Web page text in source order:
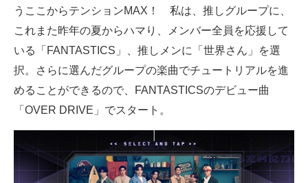
うここからテンションMAX！ 私は、推しグループに、
これまた昨年の夏からハマり、メンバー全員を応援して
いる「FANTASTICS」、推しメンに「世界さん」を選
択。さらに選んだグループの楽曲でチュートリアルを進
めることができるので、FANTASTICSのデビュー曲
「OVER DRIVE」でスタート。